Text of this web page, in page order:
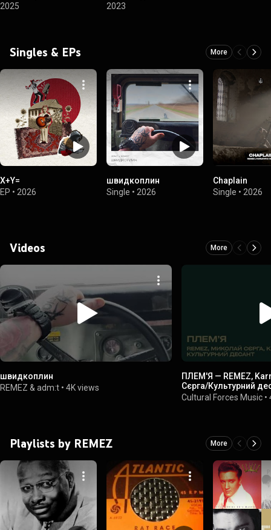
2025
2023
Singles & EPs More
X+Y=
EP • 2026
швидкоплин
Single • 2026
Chaplain
Single • 2026
Videos More
швидкоплин
REMEZ & adm:t • 4K views
ПЛЕМ'Я — REMEZ,
Сєрга/Культурний
Cultural Forces Music •
Playlists by REMEZ More